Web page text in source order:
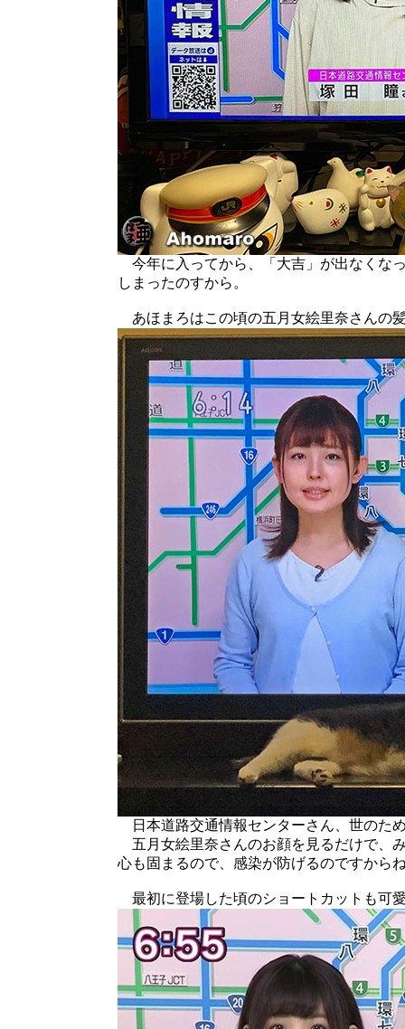
今年に入ってから、「大吉」が出なくな
しまったのすから。
あほまろはこの頃の五月女絵里奈さんの
日本道路交通情報センターさん、世のた
五月女絵里奈さんのお顔を見るだけで、
心も固まるので、感染が防げるのですから
最初に登場した頃のショートカットも可